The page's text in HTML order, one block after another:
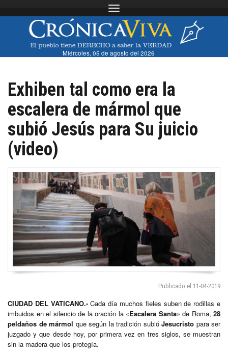
Toggle navigation
Miércoles, 05 de agosto del 2026
Exhiben tal como era la
escalera de mármol que
subió Jesús para Su juicio
(video)
Publicado el 11-04-2019
CIUDAD DEL VATICANO.-Cada día muchos fieles suben de rodillas e
imbuidos en el silencio de la oración la «Escalera Santa» de Roma, 28
peldaños de mármol que según la tradición subió Jesucristo para ser
juzgado y que desde hoy, por primera vez en tres siglos, se muestran
sin la madera que los protegía.